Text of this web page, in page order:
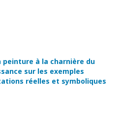
peinture à la charnière du
sur les exemples
réelles et symboliques